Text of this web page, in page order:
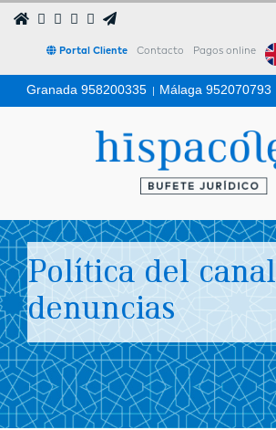
Portal Cliente Contacto Pagos online
Granada 958200335 | Málaga 952070793
Política del canal
denuncias